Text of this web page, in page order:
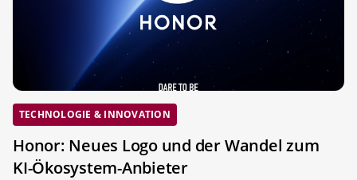
TECHNOLOGIE & INNOVATION
Honor: Neues Logo und der Wandel zum
KI-Ökosystem-Anbieter